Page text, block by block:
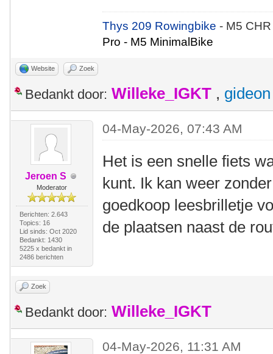
Thys 209 Rowingbike- M5
Pro - M5 MinimalBike
Website Zoek
Bedankt door: Willeke_IGKT , gideon
Jeroen S
Moderator
Berichten: 2.643
Topics: 16
Lid sinds: Oct 2020
Bedankt: 1430
5225 x bedankt in
2486 berichten
04-May-2026, 07:43 AM
Het is een snelle fiets
kunt. Ik kan weer
goedkoop leesbrilletje
de plaatsen naast de
Zoek
Bedankt door: Willeke_IGKT
04-May-2026, 11:31 AM